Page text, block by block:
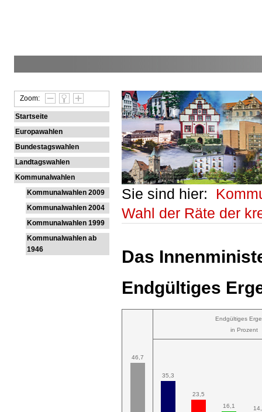
Zoom:
Startseite
Europawahlen
Bundestagswahlen
Landtagswahlen
Kommunalwahlen
Kommunalwahlen 2009
Kommunalwahlen 2004
Kommunalwahlen 1999
Kommunalwahlen ab
1946
Sie sind hier:
Wahl der Räte der
Das
Endgültiges
46,7
Endgültiges
in Prozent
35,3
23,5
16,1